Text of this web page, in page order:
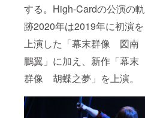
する。High-Cardの公演の軌
跡2020年は2019年に初演を
上演した「幕末群像 図南
鵬翼」に加え、新作「幕末
群像 胡蝶之夢」を上演。